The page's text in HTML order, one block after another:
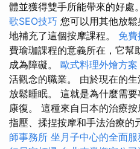
體並獲得雙手所能帶來的好處
歌SEO技巧 您可以用其他放
地補充了這個按摩課程。 免
費瑜珈課程的意義所在，它幫
成為障礙。 歐式料理外燴方案
活觀念的職業。 由於現在的
放鬆睡眠。 這就是為什麼需
康復。 這種來自日本的治療
指壓、揉捏按摩和手法治療的
師事務所 坐月子中心的全面服